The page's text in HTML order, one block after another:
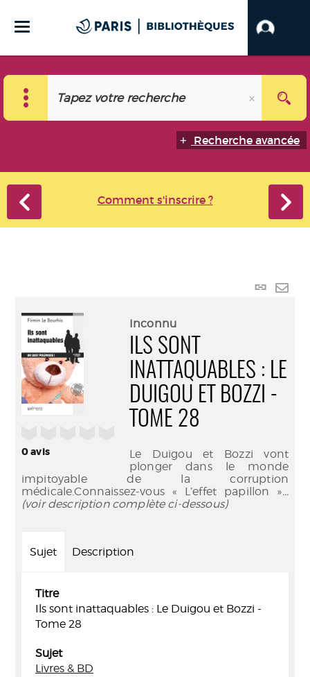
Recherche avancée
Comment s'inscrire ?
Lien
0avis
Inconnu
ILS SONT
INATTAQUABLES : LE
DUIGOU ET BOZZI -
TOME 28
Le Duigou et Bozzi vont
plonger dans le monde
impitoyable de la corruption
médicale.Connaissez-vous « L’effet papillon »...
(voir description complète ci-dessous)
Sujet Description
Titre
Ils sont inattaquables : Le Duigou et Bozzi -
Tome 28
Sujet
Livres & BD